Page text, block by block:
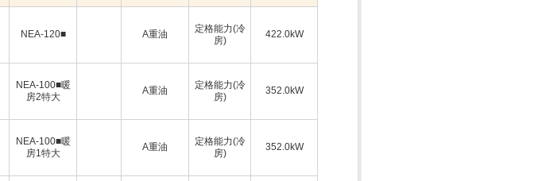
NEA-120■ A重油
定格能力(冷
房)
422.0kW
NEA-100■暖
房2特大
A重油
定格能力(冷
房)
352.0kW
NEA-100■暖
房1特大
A重油
定格能力(冷
房)
352.0kW